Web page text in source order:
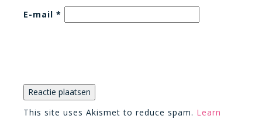
E-mail *
This site uses Akismet to reduce spam. Learn